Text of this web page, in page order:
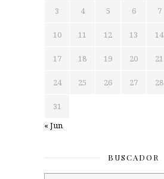
3 4 5 6 7
10 11 12 13 14
17 18 19 20 21
24 25 26 27 28
31
« Jun
BUSCADOR